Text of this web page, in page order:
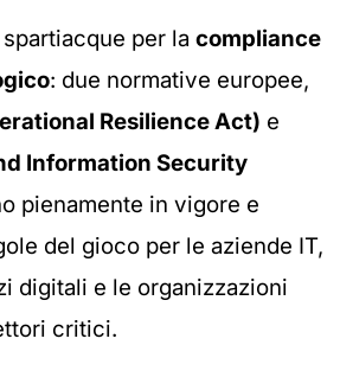
per la compliance
: due normative europee,
Resilience Act) e
Information Security
pienamente in vigore e
del gioco per le aziende IT,
digitali e le organizzazioni
critici.